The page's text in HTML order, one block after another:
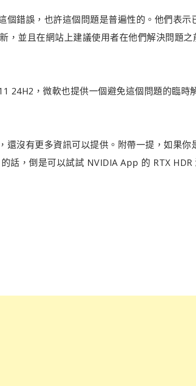
個錯誤，也許這個問題是普遍性的。他們表示
，並且在網站上建議使用者在他們解決問題
24H2，微軟也提供一個避免這個問題的臨時
還沒有更多資訊可以提供。附帶一提，如果你
話，倒是可以試試 NVIDIA App 的 RTX HDR